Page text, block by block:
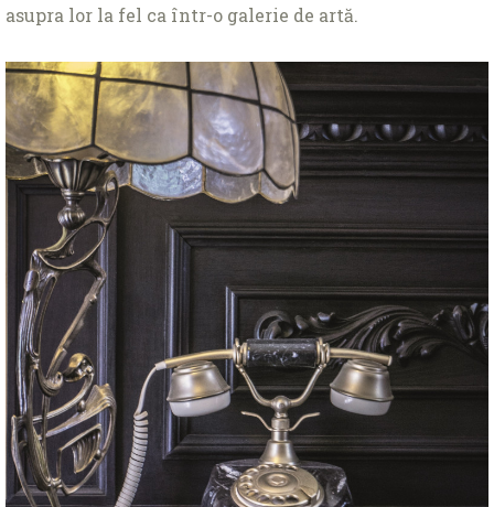
asupra lor la fel ca într-o galerie de artă.